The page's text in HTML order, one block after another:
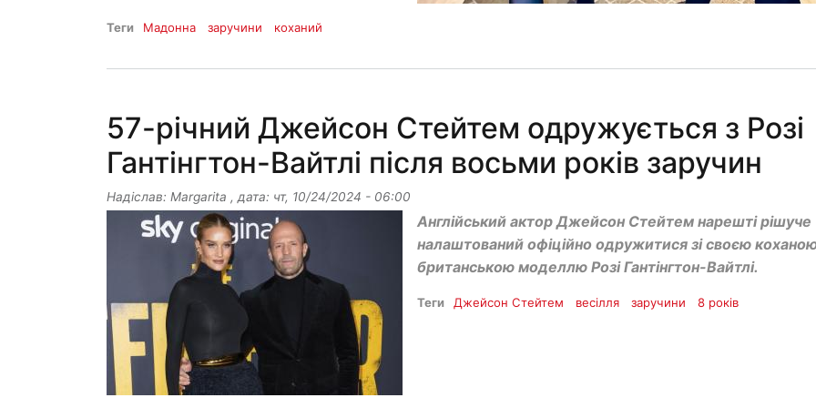
Теги Мадонна заручини коханий
57-річний Джейсон Стейтем одружується з Розі
Гантінгтон-Вайтлі після восьми років заручин
Надіслав: Margarita , дата: чт, 10/24/2024 - 06:00
Англійський актор Джейсон Стейтем нарешті рішуче
налаштований офіційно одружитися зі своєю
британською моделлю Розі Гантінгтон-Вайтлі.
Теги Джейсон Стейтем весілля заручини 8 років